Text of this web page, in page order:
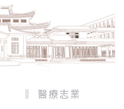
醫療志業